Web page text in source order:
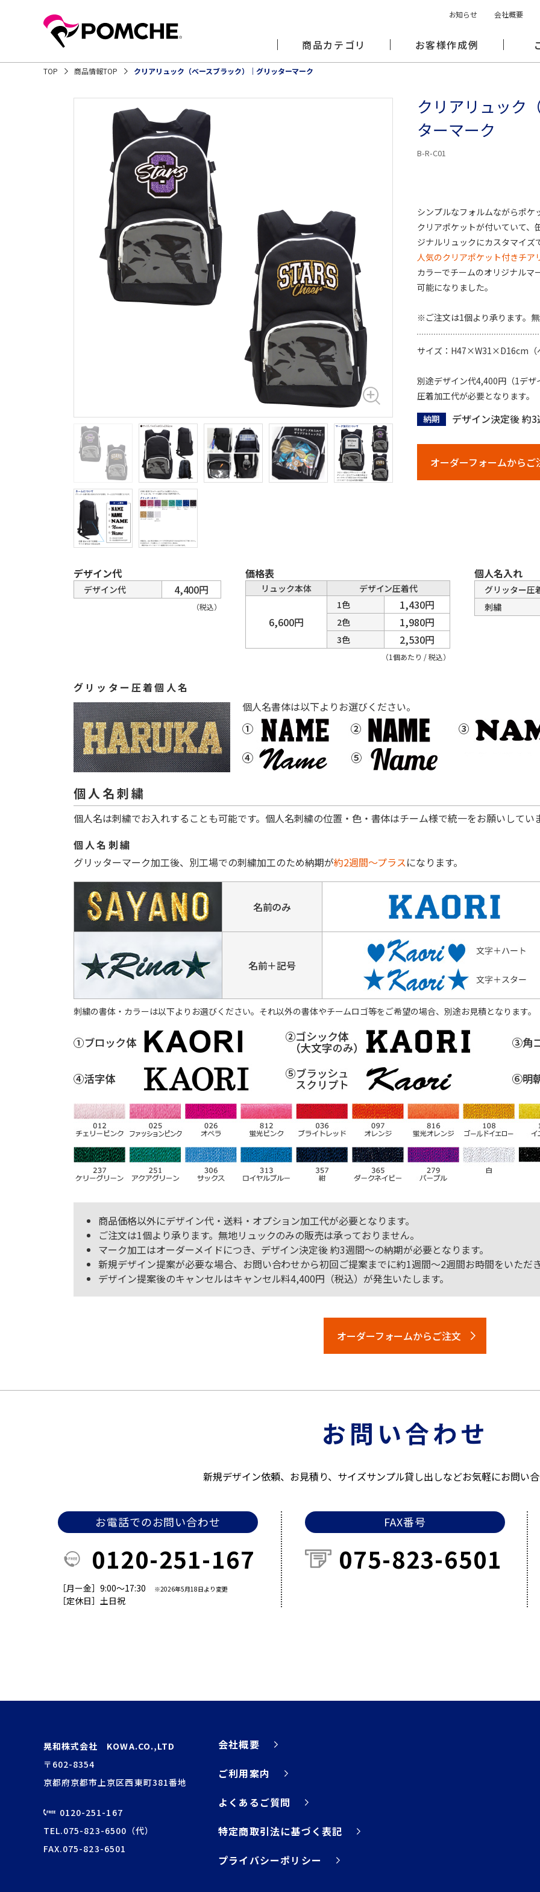
商品カテゴリ お客様作成例
お知らせ 会社概要
TOP 商品情報TOP クリアリュック（ベースブラック）｜グリッターマーク
クリアリュック
ターマーク
B-R-C01
シンプルなフォルムながらポケ
クリアポケットが付いていて、
ジナルリュックにカスタマイズ
人気のクリアポケット付きチ
カラーでチームのオリジナルマ
可能になりました。
※ご注文は1個より承ります。
サイズ：H47×W31×D16cm（
別途デザイン代4,400円（1デ
圧着加工代が必要となります。
納期
デザイン決定後 約
オーダーフォームからご
デザイン代
（税込）
デザイン代 4,400円
価格表
（1個あたり / 税込）
リュック本体 デザイン圧着代
6,600円
1色 1,430円
2色 1,980円
3色 2,530円
個人名入れ
グリッター圧
刺繍
グリッター圧着個人名
個人名書体は以下よりお選びください。
個人名刺繍
個人名は刺繍でお入れすることも可能です。個人名刺繍の位置・色・書体はチーム様で統一をお願いしてい
個人名刺繍
グリッターマーク加工後、別工場での刺繍加工のため納期が約2週間～プラスになります。
名前のみ
名前＋記号
刺繍の書体・カラーは以下よりお選びください。それ以外の書体やチームロゴ等をご希望の場合、別途お見積となります。
商品価格以外にデザイン代・送料・オプション加工代が必要となります。
ご注文は1個より承ります。無地リュックのみの販売は承っておりません。
マーク加工はオーダーメイドにつき、デザイン決定後 約3週間～の納期が必要となります。
新規デザイン提案が必要な場合、お問い合わせから初回ご提案までに約1週間～2週間お時間をいただ
デザイン提案後のキャンセルはキャンセル料4,400円（税込）が発生いたします。
オーダーフォームからご注文
お問い合わせ
新規デザイン依頼、お見積り、サイズサンプル貸し出しなどお気軽にお問い
お電話でのお問い合わせ
0120-251-167
［月ー金］9:00～17:30 ※2026年5月18日より変更
［定休日］土日祝
FAX番号
075-823-6501
晃和株式会社 KOWA.CO.,LTD
〒602-8354
京都府京都市上京区西東町381番地
0120-251-167
TEL.075-823-6500（代）
FAX.075-823-6501
会社概要
ご利用案内
よくあるご質問
特定商取引法に基づく表記
プライバシーポリシー